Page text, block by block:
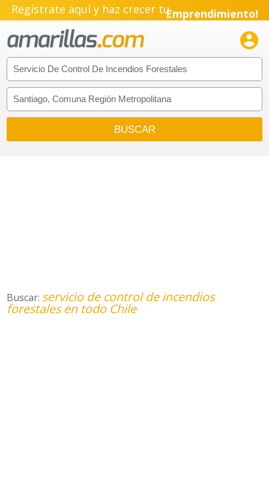
Regístrate aquí y haz crecer tuEmprendimiento!

Buscar: servicio de control de incendios
forestales en todo Chile